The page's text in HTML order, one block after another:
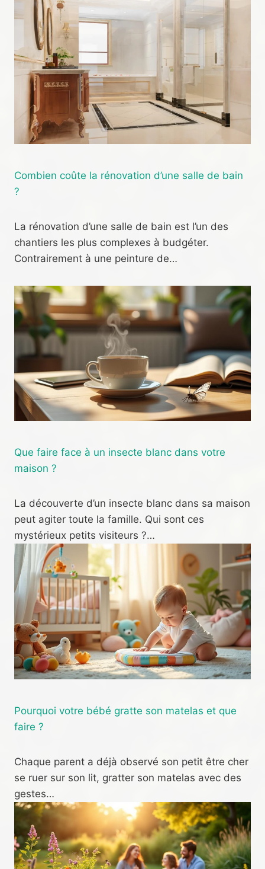
Combien coûte la rénovation d’une salle de bain
?
La rénovation d’une salle de bain est l’un des
chantiers les plus complexes à budgéter.
Contrairement à une peinture de…
Que faire face à un insecte blanc dans votre
maison ?
La découverte d’un insecte blanc dans sa maison
peut agiter toute la famille. Qui sont ces
mystérieux petits visiteurs ?…
Pourquoi votre bébé gratte son matelas et que
faire ?
Chaque parent a déjà observé son petit être cher
se ruer sur son lit, gratter son matelas avec des
gestes…